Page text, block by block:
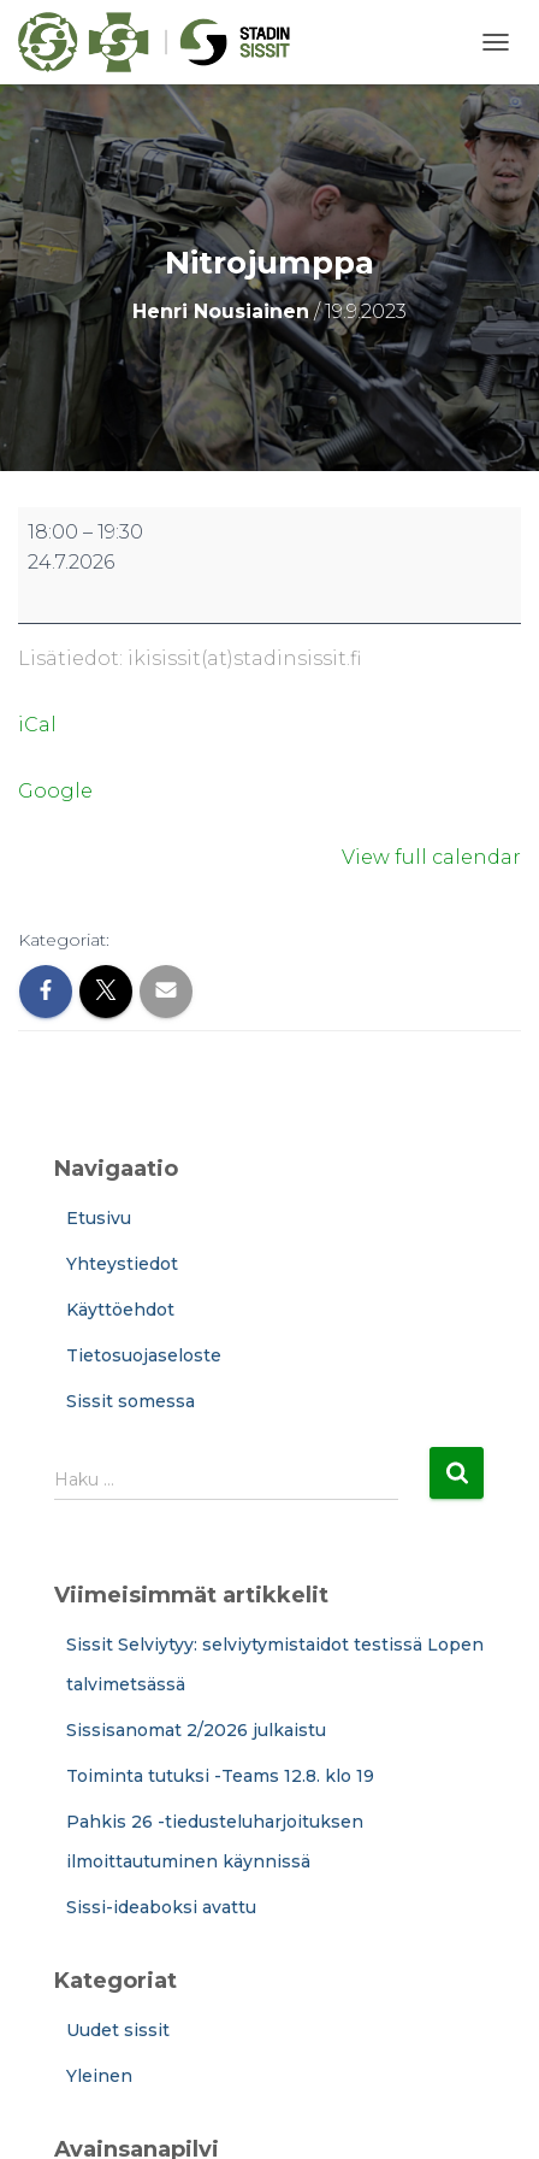
A
V
I
G
O
I
N
P
Ä
Ä
L
E
/
P
O
Nitrojumppa
Henri Nousiainen/19.9.2023
Nitrojumppa
18:00 – 19:30
24.7.2026
Lisätiedot: ikisissit(at)stadinsissit.fi
iCal
Google
View full calendar
Kategoriat:
Navigaatio
Etusivu
Yhteystiedot
Käyttöehdot
Tietosuojaseloste
Sissit somessa
H
a
Haku …
Viimeisimmät artikkelit
Sissit Selviytyy: selviytymistaidot testissä Lopen
talvimetsässä
Sissisanomat 2/2026 julkaistu
Toiminta tutuksi -Teams 12.8. klo 19
Pahkis 26 -tiedusteluharjoituksen
ilmoittautuminen käynnissä
Sissi-ideaboksi avattu
Kategoriat
Uudet sissit
Yleinen
Avainsanapilvi